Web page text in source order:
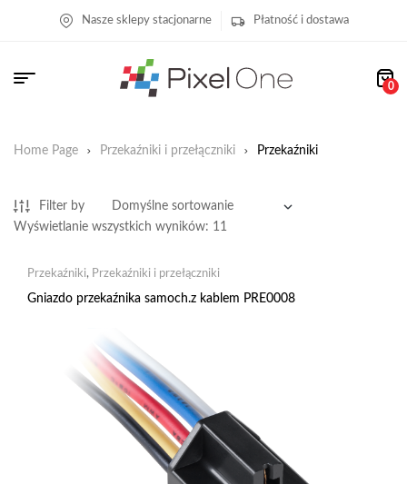
Nasze sklepy stacjonarne Płatność i dostawa
0
Home Page Przekaźniki i przełączniki Przekaźniki
Filter by
Wyświetlanie wszystkich wyników: 11
Przekaźniki, Przekaźniki i przełączniki
Gniazdo przekaźnika samoch.z kablem PRE0008